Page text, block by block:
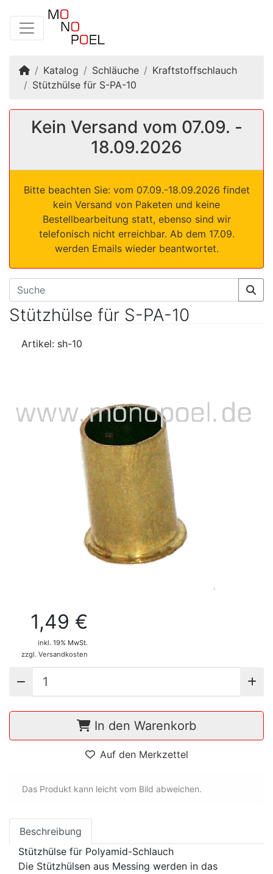
Startseite
Katalog Schläuche
Kraftstoffschlauch
Stützhülse für S-PA-10
Kein Versand vom 07.09. -
18.09.2026
Bitte beachten Sie: vom 07.09.-18.09.2026 findet
kein Versand von Paketen und keine
Bestellbearbeitung statt, ebenso sind wir
telefonisch nicht erreichbar. Ab dem 17.09.
werden Emails wieder beantwortet.
Stützhülse für S-PA-10
Artikel: sh-10
1,49 €
inkl. 19% MwSt.
zzgl. Versandkosten
In den Warenkorb
Auf den Merkzettel
Das Produkt kann leicht vom Bild abweichen.
Beschreibung
Stützhülse für Polyamid-Schlauch
Die Stützhülsen aus Messing werden in das